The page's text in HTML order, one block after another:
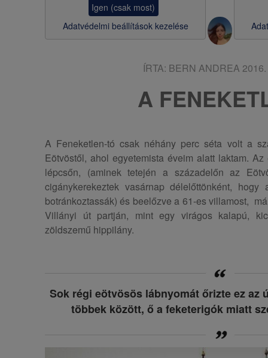
Igen (csak most)
Adatvédelmi beállítások kezelése
ÍRTA: BERN ANDREA
A
A Feneketlen-tó csak néhány perc séta volt a
Eötvöstől, ahol egyetemista éveim alatt laktam.
lépcsőn, (aminek tetején a századelőn az
cigánykerekeztek vasárnap délelőttönként,
botránkoztassák) és beelőzve a 61-es villamost,
Villányi út partján, mint egy virágos kalapú,
zöldszemű hippilány.
Sok régi eötvösös lábnyomát őrizte ez az
többek között, ő a feketerigók miatt